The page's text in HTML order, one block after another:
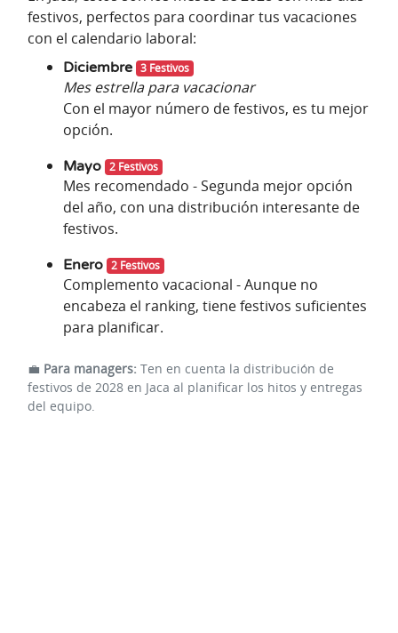
festivos, perfectos para coordinar tus vacaciones
con el calendario laboral:
Diciembre 3 Festivos
Mes estrella para vacacionar
Con el mayor número de festivos, es tu mejor
opción.
Mayo 2 Festivos
Mes recomendado - Segunda mejor opción
del año, con una distribución interesante de
festivos.
Enero 2 Festivos
Complemento vacacional - Aunque no
encabeza el ranking, tiene festivos suficientes
para planificar.
💼 Para managers: Ten en cuenta la distribución de
festivos de 2028 en Jaca al planificar los hitos y entregas
del equipo.